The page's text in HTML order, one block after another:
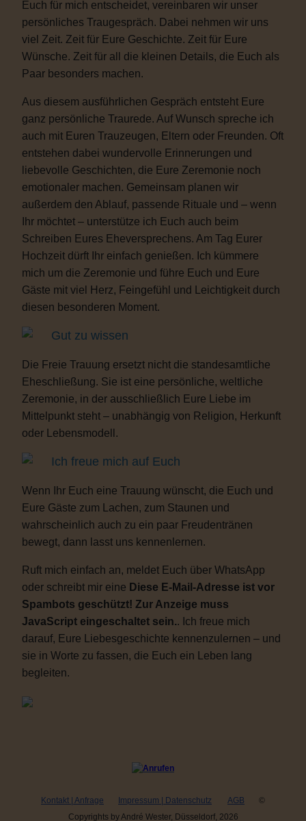
Euch für mich entscheidet, vereinbaren wir unser
persönliches Traugespräch. Dabei nehmen wir uns
viel Zeit. Zeit für Eure Geschichte. Zeit für Eure
Wünsche. Zeit für all die kleinen Details, die Euch als
Paar besonders machen.
Aus diesem ausführlichen Gespräch entsteht Eure
ganz persönliche Traurede. Auf Wunsch spreche ich
auch mit Euren Trauzeugen, Eltern oder Freunden. Oft
entstehen dabei wundervolle Erinnerungen und
liebevolle Geschichten, die Eure Zeremonie noch
emotionaler machen. Gemeinsam planen wir
außerdem den Ablauf, passende Rituale und – wenn
Ihr möchtet – unterstütze ich Euch auch beim
Schreiben Eures Eheversprechens. Am Tag Eurer
Hochzeit dürft Ihr einfach genießen. Ich kümmere
mich um die Zeremonie und führe Euch und Eure
Gäste mit viel Herz, Feingefühl und Leichtigkeit durch
diesen besonderen Moment.
Gut zu wissen
Die Freie Trauung ersetzt nicht die standesamtliche
Eheschließung. Sie ist eine persönliche, weltliche
Zeremonie, in der ausschließlich Eure Liebe im
Mittelpunkt steht – unabhängig von Religion, Herkunft
oder Lebensmodell.
Ich freue mich auf Euch
Wenn Ihr Euch eine Trauung wünscht, die Euch und
Eure Gäste zum Lachen, zum Staunen und
wahrscheinlich auch zu ein paar Freudentränen
bewegt, dann lasst uns kennenlernen.
Ruft mich einfach an, meldet Euch über WhatsApp
oder schreibt mir eine Diese E-Mail-Adresse ist vor
Spambots geschützt! Zur Anzeige muss
JavaScript eingeschaltet sein.. Ich freue mich
darauf, Eure Liebesgeschichte kennenzulernen – und
sie in Worte zu fassen, die Euch ein Leben lang
begleiten.
Kontakt | Anfrage Impressum | Datenschutz AGB
©
Copyrights by André Wester, Düsseldorf, 2026